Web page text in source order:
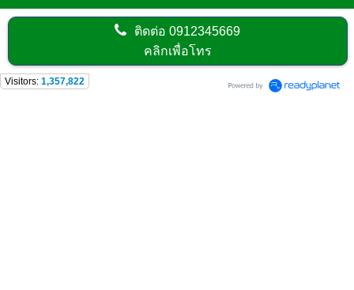
ติดต่อ0912345669
คลิกเพื่อโทร
Visitors: 1,357,822